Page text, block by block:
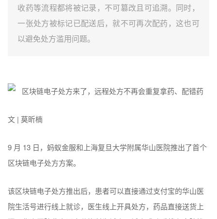
收药等流程都将被记录，不可篡改且可追溯。同时，
一张处方被标记已配送后，就不可再次配药，这也可
以避免处方滥用问题。
文 | 莫昕楠
9 月 13 日，蚂蚁金服和上海复旦大学附属华山医院推出了首个
区块链电子处方方案。
该区块链电子处方推出后，患者可以直接通过支付宝的华山医
院生活号进行线上就诊，医生线上开具处方，药品直接送货上